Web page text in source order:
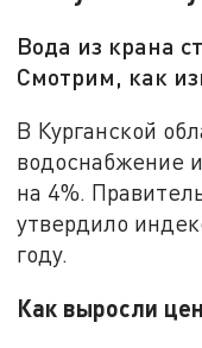
Вода из крана
Смотрим, как
В Курганской
водоснабжение
на 4%.
утвердило
году.
Как выросли